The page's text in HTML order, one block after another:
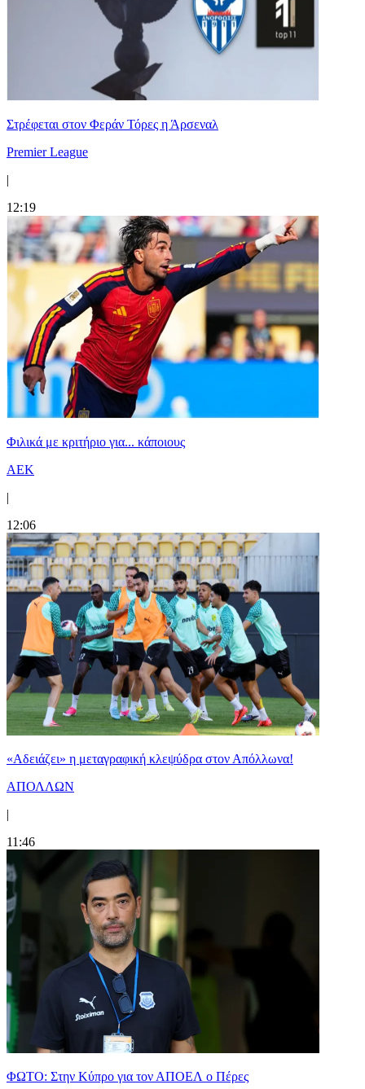
Στρέφεται στον Φεράν Τόρες η Άρσεναλ
Premier League
|
12:19
Φιλικά με κριτήριο για... κάποιους
ΑΕΚ
|
12:06
«Αδειάζει» η μεταγραφική κλεψύδρα στον Απόλλωνα!
ΑΠΟΛΛΩΝ
|
11:46
ΦΩΤΟ: Στην Κύπρο για τον ΑΠΟΕΛ ο Πέρες